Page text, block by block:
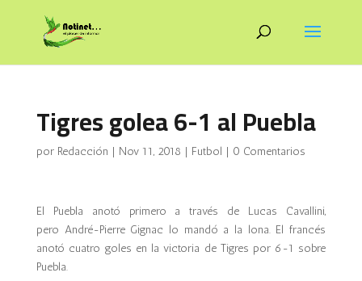
Tigres golea 6-1 al Puebla
por Redacción | Nov 11, 2018 | Futbol | 0 Comentarios
El Puebla anotó primero a través de Lucas Cavallini,
pero André-Pierre Gignac lo mandó a la lona. El francés
anotó cuatro goles en la victoria de Tigres por 6-1 sobre
Puebla.